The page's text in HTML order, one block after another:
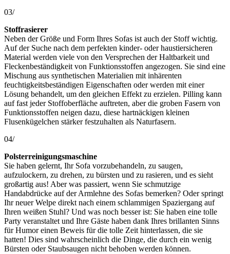
03/
Stoffrasierer
Neben der Größe und Form Ihres Sofas ist auch der Stoff wichtig.
Auf der Suche nach dem perfekten kinder- oder haustiersicheren
Material werden viele von den Versprechen der Haltbarkeit und
Fleckenbeständigkeit von Funktionsstoffen angezogen. Sie sind eine
Mischung aus synthetischen Materialien mit inhärenten
feuchtigkeitsbeständigen Eigenschaften oder werden mit einer
Lösung behandelt, um den gleichen Effekt zu erzielen. Pilling kann
auf fast jeder Stoffoberfläche auftreten, aber die groben Fasern von
Funktionsstoffen neigen dazu, diese hartnäckigen kleinen
Flusenkügelchen stärker festzuhalten als Naturfasern.
04/
Polsterreinigungsmaschine
Sie haben gelernt, Ihr Sofa vorzubehandeln, zu saugen,
aufzulockern, zu drehen, zu bürsten und zu rasieren, und es sieht
großartig aus! Aber was passiert, wenn Sie schmutzige
Handabdrücke auf der Armlehne des Sofas bemerken? Oder springt
Ihr neuer Welpe direkt nach einem schlammigen Spaziergang auf
Ihren weißen Stuhl? Und was noch besser ist: Sie haben eine tolle
Party veranstaltet und Ihre Gäste haben dank Ihres brillanten Sinns
für Humor einen Beweis für die tolle Zeit hinterlassen, die sie
hatten! Dies sind wahrscheinlich die Dinge, die durch ein wenig
Bürsten oder Staubsaugen nicht behoben werden können.